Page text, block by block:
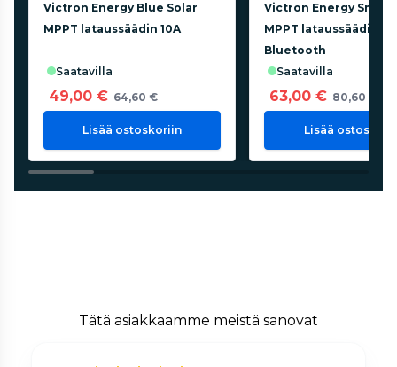
Victron Energy Blue Solar
MPPT lataussäädin 10A
saatavilla
49,00 € 64,60 €
Lisää ostoskoriin
Victron Energy Smart
MPPT lataussäädin
Bluetooth
saatavilla
63,00 € 80,60 €
Lisää
Tätä asiakkaamme meistä sanovat